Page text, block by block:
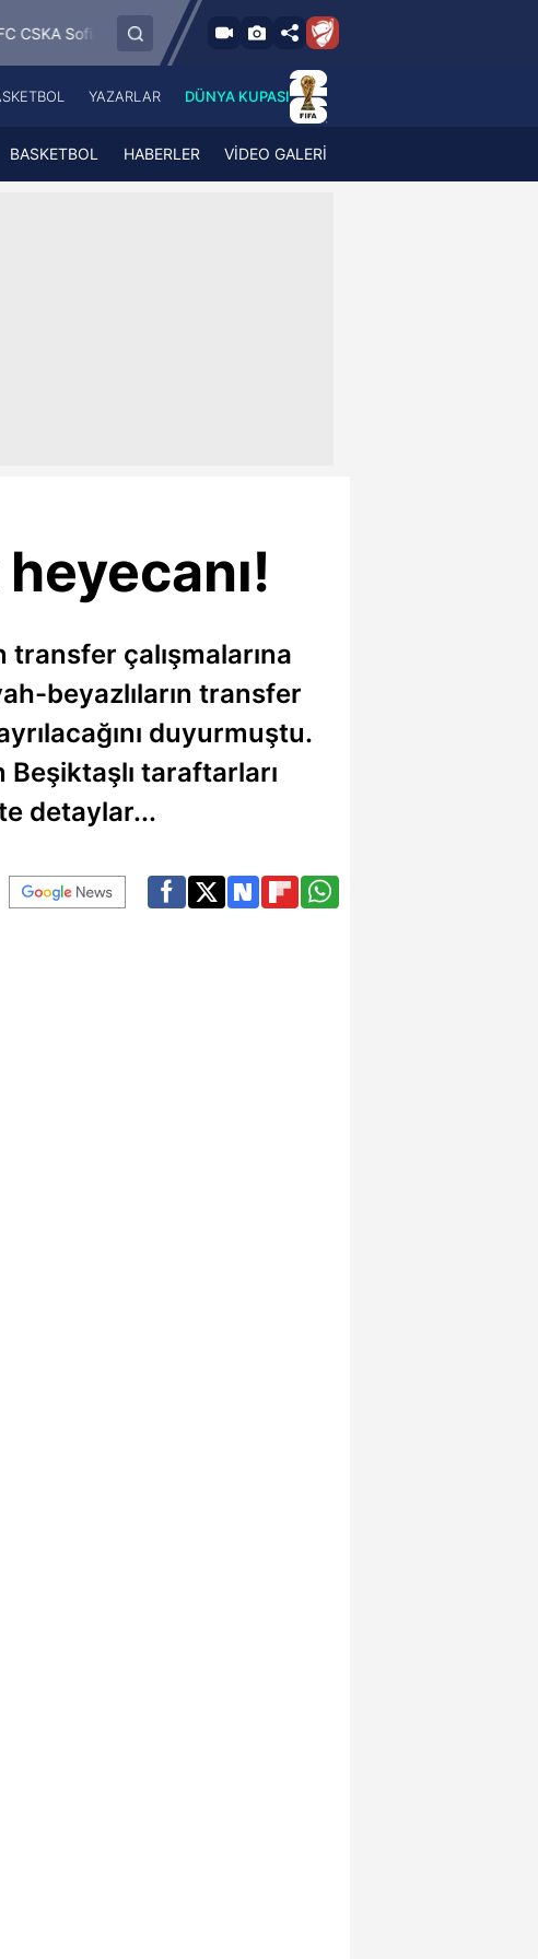
FK Jablonec
6.8.2026 - Per
19:00
FC RFS
A Spor
ATV
A Haber Radyo
A Spor Radyo
A News Radio
YAZARLAR DÜNYA KUPASI
BASKETBOL HABERLER VİDEO GALERİ
çalışmalarına
beyazlıların transfer
duyurmuştu.
Beşiktaşlı taraftarları
detaylar...